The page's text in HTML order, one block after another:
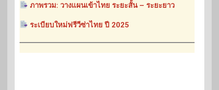
ภาพรวม: วางแผนเข้าไทย ระยะสั้น – ระยะยาว
ระเบียบใหม่ฟรีวีซ่าไทย ปี 2025